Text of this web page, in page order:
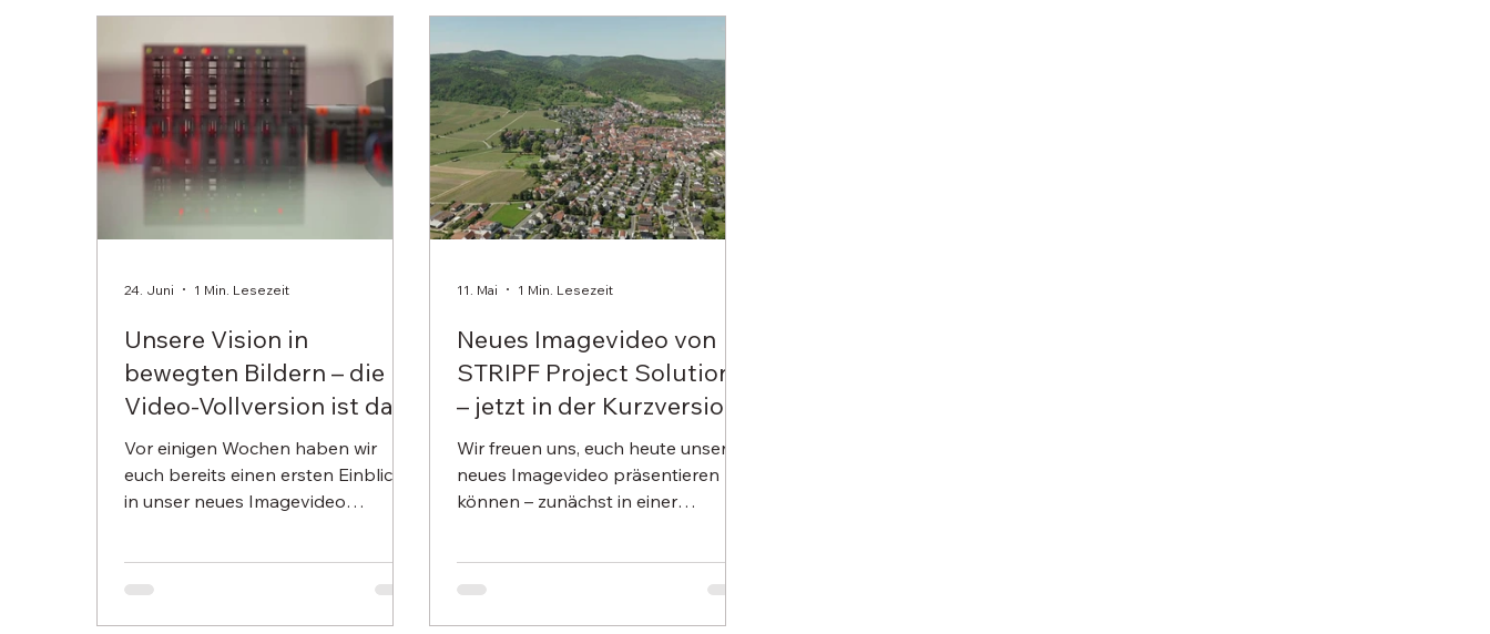
Unsere Vision in
bewegten Bildern – die
Video-Vollversion ist da
Vor einigen Wochen haben wir
euch bereits einen ersten Einblick
in unser neues Imagevideo
teilen. Das Video zeigt, was STRIPF
24. Juni 1 Min. Lesezeit
Neues Imagevideo von
STRIPF Project Solutions
– jetzt in der Kurzversion
online
Wir freuen uns, euch heute unser
neues Imagevideo präsentieren zu
können – zunächst in einer
uns besonders macht - all das
11. Mai 1 Min. Lesezeit